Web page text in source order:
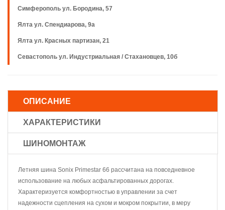
Симферополь ул. Бородина, 57
Ялта ул. Спендиарова, 9а
Ялта ул. Красных партизан, 21
Севастополь ул. Индустриальная / Стахановцев, 10б
ОПИСАНИЕ
ХАРАКТЕРИСТИКИ
ШИНОМОНТАЖ
Летняя шина Sonix Primestar 66 рассчитана на повседневное
использование на любых асфальтированных дорогах.
Характеризуется комфортностью в управлении за счет
надежности сцепления на сухом и мокром покрытии, в меру